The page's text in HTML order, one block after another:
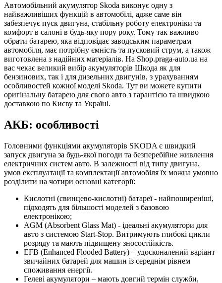
Автомобільний акумулятор Skoda виконує одну з
найважливіших функцій в автомобілі, адже саме він
забезпечує пуск двигуна, стабільну роботу електроніки та
комфорт в салоні в будь-яку пору року. Тому так важливо
обрати батарею, яка відповідає заводським параметрам
автомобіля, має потрібну ємність та пусковий струм, а також
виготовлена з надійних матеріалів. На Shop.praga-auto.ua на
вас чекає великий вибір акумуляторів Шкода як для
бензинових, так і для дизельних двигунів, з урахуванням
особливостей кожної моделі Skoda. Тут ви можете купити
оригінальну батарею для свого авто з гарантією та швидкою
доставкою по Києву та Україні.
АКБ: особливості
Головними функціями акумуляторів SKODA є швидкий
запуск двигуна за будь-якої погоди та безперебійне живлення
електричних систем авто. В залежності від типу двигуна,
умов експлуатації та комплектації автомобіля їх можна умовно
розділити на чотири основні категорії:
Кислотні (свинцево-кислотні) батареї - найпоширеніші,
підходять для більшості моделей з базовою
електронікою;
AGM (Absorbent Glass Mat) - ідеальні акумулятори для
авто з системою Start-Stop. Витримують глибокі цикли
розряду та мають підвищену зносостійкість.
EFB (Enhanced Flooded Battery) – удосконалений варіант
звичайних батарей для машин із середнім рівнем
споживання енергії.
Гелеві акумулятори – мають довгий термін служби,